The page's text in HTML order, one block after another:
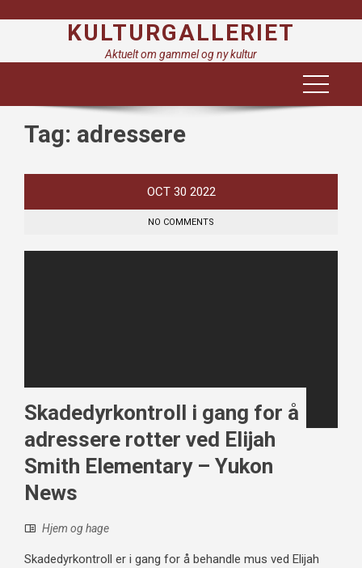
KULTURGALLERIET
Aktuelt om gammel og ny kultur
Tag: adressere
OCT 30 2022
NO COMMENTS
Skadedyrkontroll i gang for å
adressere rotter ved Elijah
Smith Elementary – Yukon
News
Hjem og hage
Skadedyrkontroll er i gang for å behandle mus ved Elijah